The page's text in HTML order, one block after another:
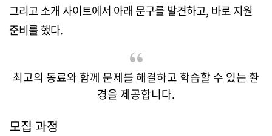
그리고 소개 사이트에서 아래 문구를 발견하고, 바로 지원
준비를 했다.
최고의 동료와 함께 문제를 해결하고 학습할 수 있는 환
경을 제공합니다.
모집 과정